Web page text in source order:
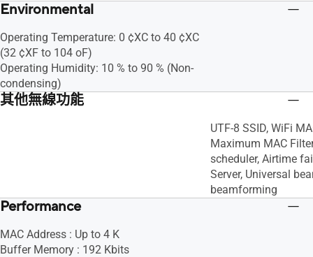
Environmental
Operating Temperature: 0 ¢XC to 40 ¢XC
(32 ¢XF to 104 oF)
Operating Humidity: 10 % to 90 % (Non-
condensing)
其他無線功能
UTF-8 SSID, WiFi
Maximum MAC
scheduler, Airtime
Server, Universal
beamforming
Performance
MAC Address : Up to 4 K
Buffer Memory : 192 Kbits